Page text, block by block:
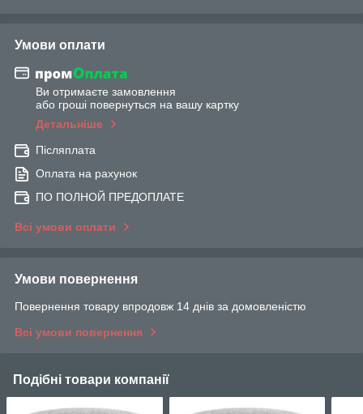
Умови оплати
Ви отримаєте замовлення
або гроші повернуться на вашу картку
Детальніше
Післяплата
Оплата на рахунок
ПО ПОЛНОЙ ПРЕДОПЛАТЕ
Всі умови оплати
Умови повернення
Повернення товару впродовж 14 днів за домовленістю
Всі умови повернення
Подібні товари компанії